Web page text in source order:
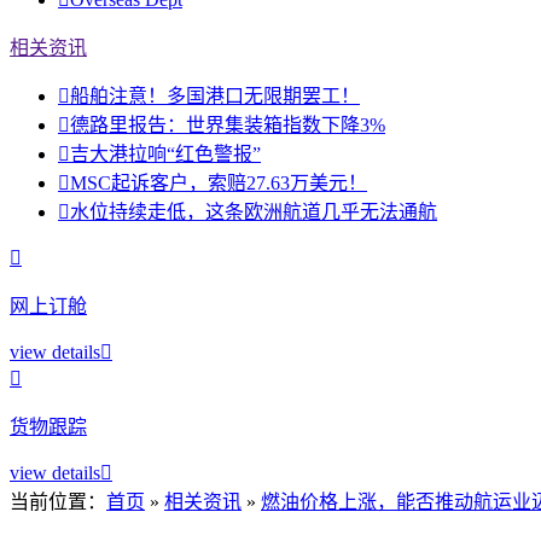
相关资讯
船舶注意！多国港口无限期罢工！
德路里报告：世界集装箱指数下降3%
吉大港拉响“红色警报”
MSC起诉客户，索赔27.63万美元！
水位持续走低，这条欧洲航道几乎无法通航

网上订舱
view details

货物跟踪
view details
当前位置： 首页 » 相关资讯 » 燃油价格上涨，能否推动航运业